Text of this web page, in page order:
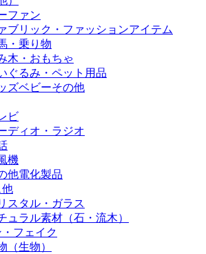
ファン
ブリック・ファッションアイテム
・乗り物
木・おもちゃ
ぐるみ・ペット用品
ズベビーその他
ビ
ディオ・ラジオ
機
他電化製品
他
スタル・ガラス
ュラル素材（石・流木）
フェイク
（生物）